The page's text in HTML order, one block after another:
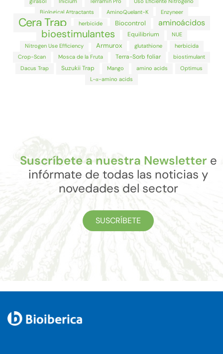
Biological Attractants
AminoQuelant-K Enzyneer
Cera Trap herbicide Biocontrol aminoácidos
bioestimulantes Equilibrium
NUE
Nitrogen Use Efficiency
Armurox glutathione
herbicida
Crop-Scan
Mosca de la Fruta Terra-Sorb foliar
biostimulant
Dacus Trap
Suzukii Trap Mango amino acids
Optimus
L-α-amino acids
Suscríbete a nuestra Newsletter e
infórmate de todas las noticias y
novedades del sector
SUSCRÍBETE